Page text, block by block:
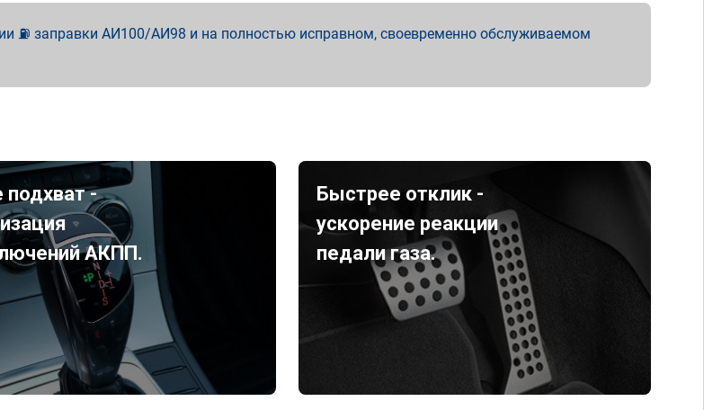
⛽ заправки АИ100/АИ98 и на полностью исправном, своевременно обслуживаемом
-
АКПП.
Быстрее отклик -
ускорение реакции
педали газа.